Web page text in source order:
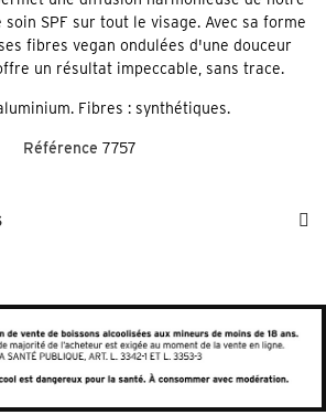
SPF sur tout le visage. Avec sa forme
fibres vegan ondulées d'une douceur
un résultat impeccable, sans trace.
Fibres : synthétiques.
Référence 7757